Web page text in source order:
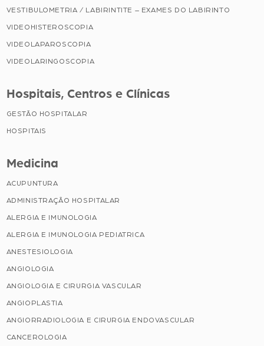
VESTIBULOMETRIA / LABIRINTITE – EXAMES DO LABIRINTO
VIDEOHISTEROSCOPIA
VIDEOLAPAROSCOPIA
VIDEOLARINGOSCOPIA
Hospitais, Centros e Clínicas
GESTÃO HOSPITALAR
HOSPITAIS
Medicina
ACUPUNTURA
ADMINISTRAÇÃO HOSPITALAR
ALERGIA E IMUNOLOGIA
ALERGIA E IMUNOLOGIA PEDIATRICA
ANESTESIOLOGIA
ANGIOLOGIA
ANGIOLOGIA E CIRURGIA VASCULAR
ANGIOPLASTIA
ANGIORRADIOLOGIA E CIRURGIA ENDOVASCULAR
CANCEROLOGIA